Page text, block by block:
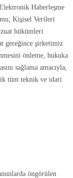
Haberleşme
Kişisel Verileri
hükümleri
gereğince şirketimiz
önleme, hukuka
sağlama amacıyla,
tüm teknik ve idari
öngörülen